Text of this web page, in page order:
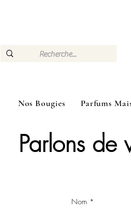
Nos Bougies Parfums
Parlons de
Nom